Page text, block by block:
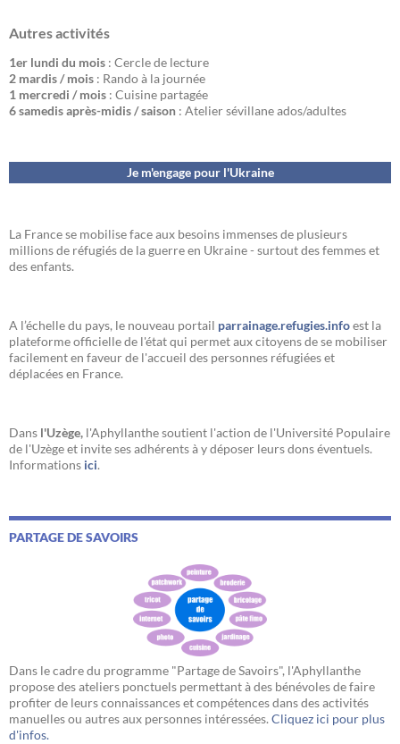
Autres activités
1er lundi du mois : Cercle de lecture
2 mardis / mois : Rando à la journée
1 mercredi / mois : Cuisine partagée
6 samedis après-midis / saison : Atelier sévillane ados/adultes
Je m'engage pour l'Ukraine
La France se mobilise face aux besoins immenses de plusieurs
millions de réfugiés de la guerre en Ukraine - surtout des femmes et
des enfants.
A l’échelle du pays, le nouveau portail parrainage.refugies.infoest la
plateforme officielle de l'état qui permet aux citoyens de se mobiliser
facilement en faveur de l'accueil des personnes réfugiées et
déplacées en France.
Dans l'Uzège, l'Aphyllanthe soutient l'action de l'Université Populaire
de l'Uzège et invite ses adhérents à y déposer leurs dons éventuels.
Informations ici.
PARTAGE DE SAVOIRS
Dans le cadre du programme "Partage de Savoirs", l'Aphyllanthe
propose des ateliers ponctuels permettant à des bénévoles de faire
profiter de leurs connaissances et compétences dans des activités
manuelles ou autres aux personnes intéressées. Cliquez ici pour plus
d'infos.